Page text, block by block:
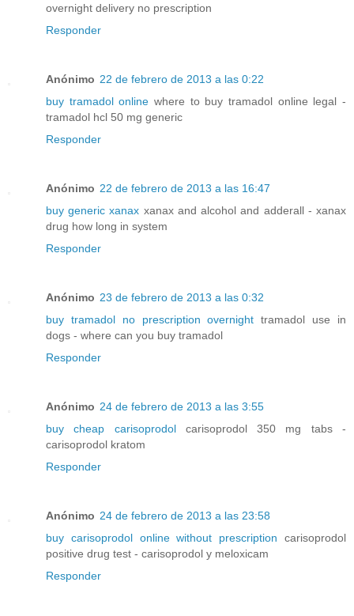
overnight delivery no prescription
Responder
Anónimo 22 de febrero de 2013 a las 0:22
buy tramadol online where to buy tramadol online legal -
tramadol hcl 50 mg generic
Responder
Anónimo 22 de febrero de 2013 a las 16:47
buy generic xanax xanax and alcohol and adderall - xanax
drug how long in system
Responder
Anónimo 23 de febrero de 2013 a las 0:32
buy tramadol no prescription overnight tramadol use in
dogs - where can you buy tramadol
Responder
Anónimo 24 de febrero de 2013 a las 3:55
buy cheap carisoprodolcarisoprodol 350 mg tabs -
carisoprodol kratom
Responder
Anónimo 24 de febrero de 2013 a las 23:58
buy carisoprodol online without prescription carisoprodol
positive drug test - carisoprodol y meloxicam
Responder